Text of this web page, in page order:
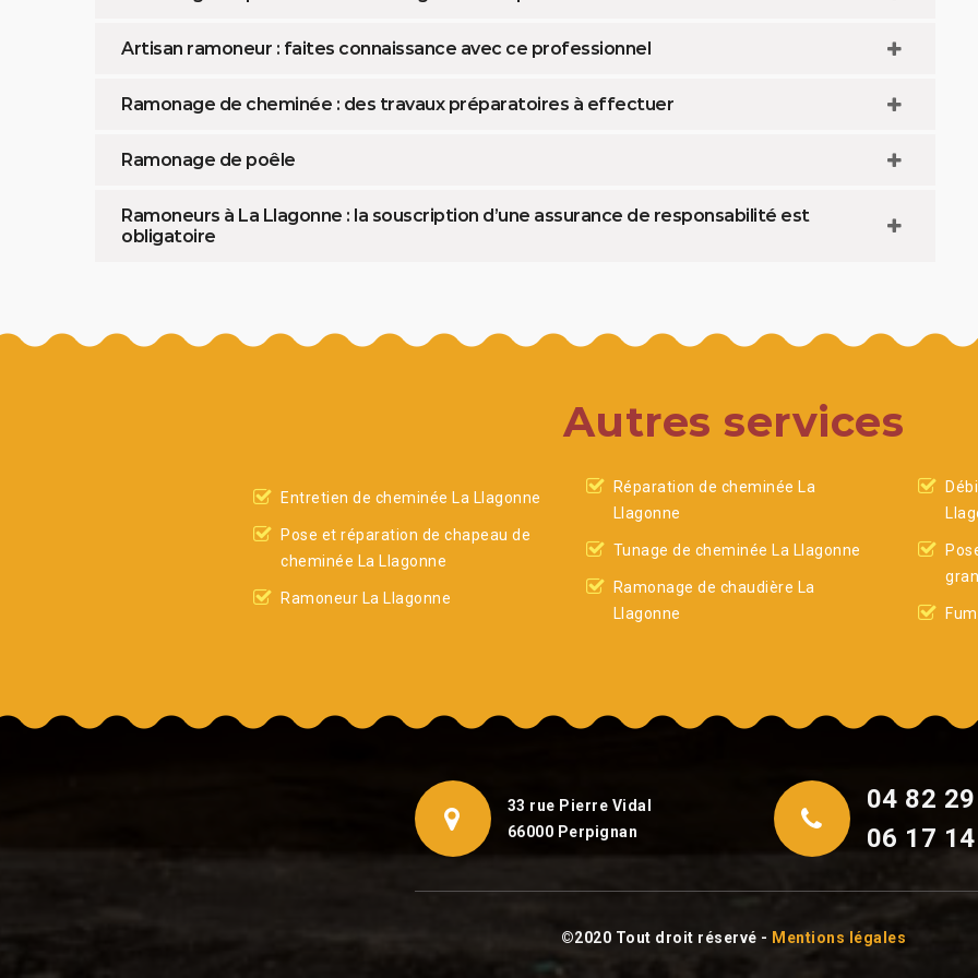
Artisan ramoneur : faites connaissance avec ce professionnel
Ramonage de cheminée : des travaux préparatoires à effectuer
Ramonage de poêle
Ramoneurs à La Llagonne : la souscription d’une assurance de responsabilité est
obligatoire
Autres services
Entretien de cheminée La Llagonne
Pose et réparation de chapeau de
cheminée La Llagonne
Ramoneur La Llagonne
Réparation de cheminée La
Llagonne
Tunage de cheminée La Llagonne
Ramonage de chaudière La
Llagonne
33 rue Pierre Vidal
66000 Perpignan
04 82
06 17
©2020 Tout droit réservé - Mentions légales